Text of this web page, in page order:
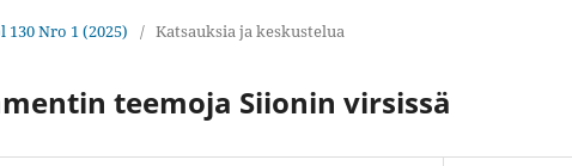
130 Nro 1 (2025) / Katsauksia ja keskustelua
teemoja Siionin virsissä